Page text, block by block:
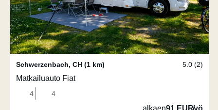
Schwerzenbach, CH (1 km) 5.0 (2)
Matkailuauto Fiat
4 4
alkaen91 EUR/yö